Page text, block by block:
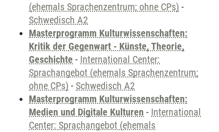
(ehemals Sprachenzentrum; ohne CPs) -
Schwedisch A2
Masterprogramm Kulturwissenschaften:
Kritik der Gegenwart - Künste, Theorie,
Geschichte - International Center:
Sprachangebot (ehemals Sprachenzentrum;
ohne CPs) - Schwedisch A2
Masterprogramm Kulturwissenschaften:
Medien und Digitale Kulturen - International
Center: Sprachangebot (ehemals